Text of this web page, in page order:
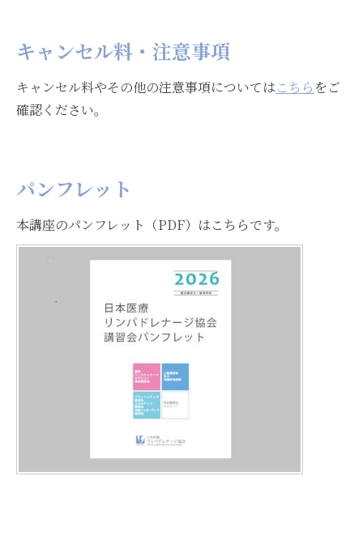
キャンセル料・注意事項
キャンセル料やその他の注意事項についてはこちら をご
確認ください。
パンフレット
本講座のパンフレット（PDF）はこちらです。